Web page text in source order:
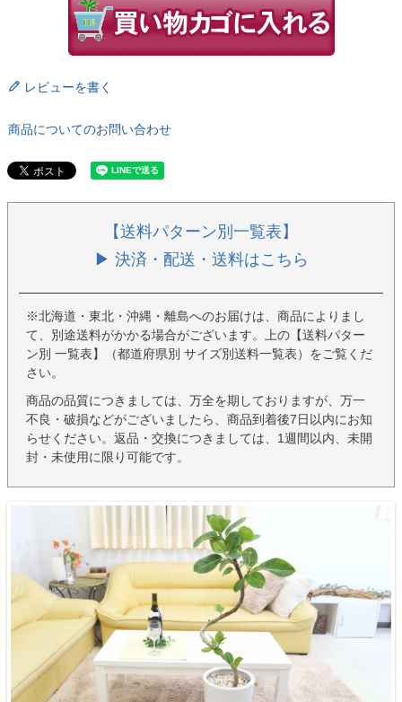
レビューを書く
商品についてのお問い合わせ
【送料パターン別一覧表】
▶ 決済・配送・送料はこちら
※北海道・東北・沖縄・離島へのお届けは、商品によりまし
て、別途送料がかかる場合がございます。上の【送料パター
ン別 一覧表】（都道府県別 サイズ別送料一覧表）をご覧くだ
さい。
商品の品質につきましては、万全を期しておりますが、万一
不良・破損などがございましたら、商品到着後7日以内にお知
らせください。返品・交換につきましては、1週間以内、未開
封・未使用に限り可能です。